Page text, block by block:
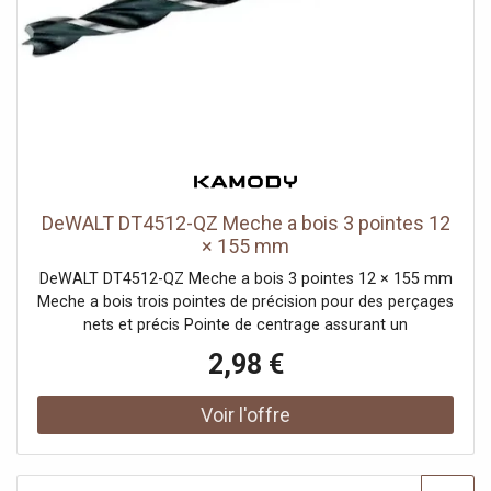
DeWALT DT4512-QZ Meche a bois 3 pointes 12
× 155 mm
DeWALT DT4512-QZ Meche a bois 3 pointes 12 × 155 mm
Meche a bois trois pointes de précision pour des perçages
nets et précis Pointe de centrage assurant un
Deux taillants extérieurs pour des trous propres sans
éclats Fabriquée en alliage chrome-vanadium pour une
grande résistance et une longue durée de vie Adaptée aux
perçages jusqu’a 100 mm de profondeur Idéale pour le
2,98 €